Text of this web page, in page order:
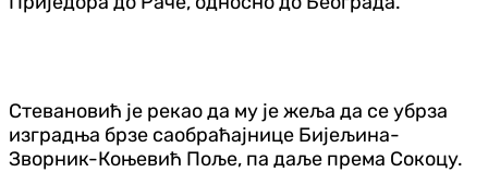
Стевановић је рекао да му је жеља да се убрза
изградња брзе саобраћајнице Бијељина-
Зворник-Коњевић Поље, па даље према Сокоцу.